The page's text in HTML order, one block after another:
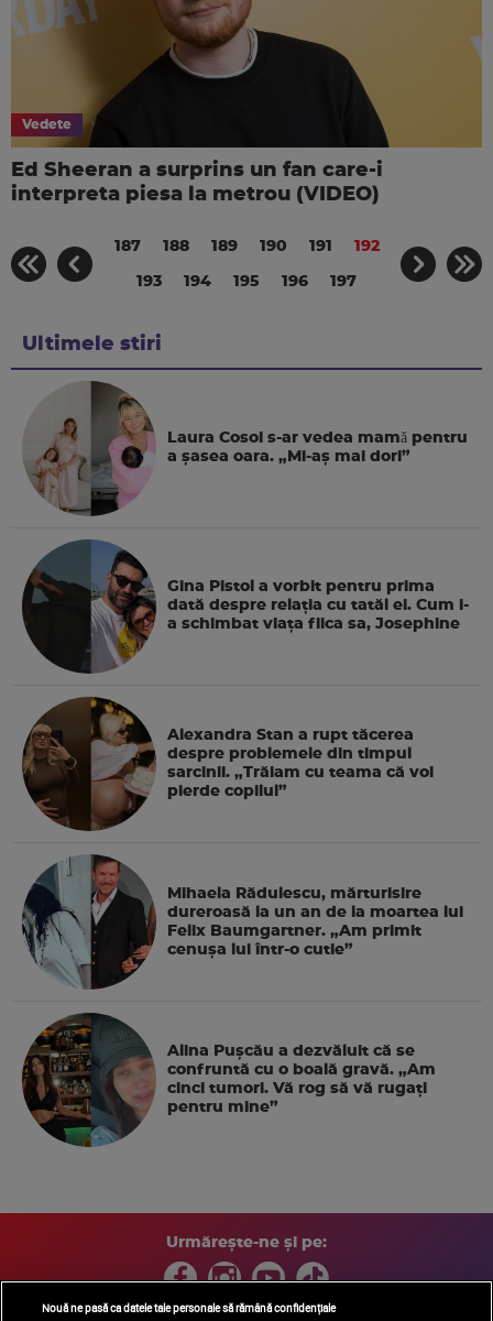
Vedete
Ed Sheeran a surprins un fan care-i
interpreta piesa la metrou (VIDEO)
187 188 189 190 191 192
193 194 195 196 197
Ultimele stiri
Laura Cosoi s-ar vedea mamǎ pentru
a şasea oara. „Mi-aș mai dori”
Gina Pistol a vorbit pentru prima
dată despre relația cu tatăl ei. Cum i-
a schimbat viața fiica sa, Josephine
Alexandra Stan a rupt tăcerea
despre problemele din timpul
sarcinii. „Trăiam cu teama că voi
pierde copilul”
Mihaela Rădulescu, mărturisire
dureroasă la un an de la moartea lui
Felix Baumgartner. „Am primit
cenușa lui într-o cutie”
Alina Pușcău a dezvăluit că se
confruntă cu o boală gravă. „Am
cinci tumori. Vă rog să vă rugați
pentru mine”
Urmărește-ne și pe:
Nouă ne pasă ca datele tale personale să rămână confidențiale